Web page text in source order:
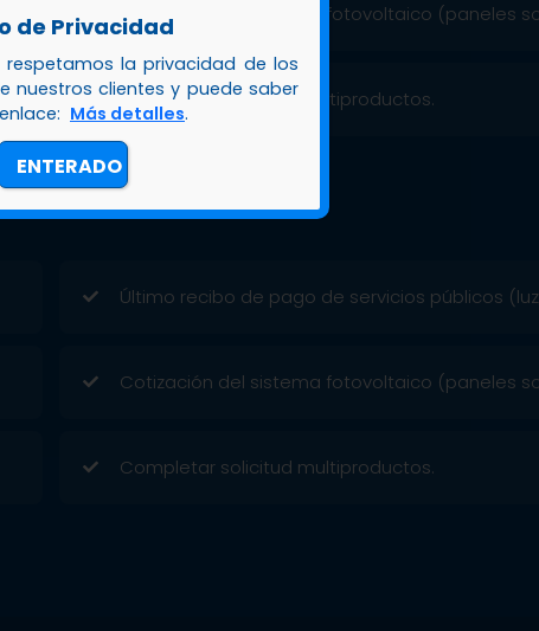
Cotización del sistema fotovoltaico (paneles
Completar solicitud multiproductos.
Último recibo de pago de servicios públicos
Cotización del sistema fotovoltaico (paneles
Completar solicitud multiproductos.
de Privacidad
respetamos la privacidad de los
nuestros clientes y puede saber
Más detalles.
ENTERADO